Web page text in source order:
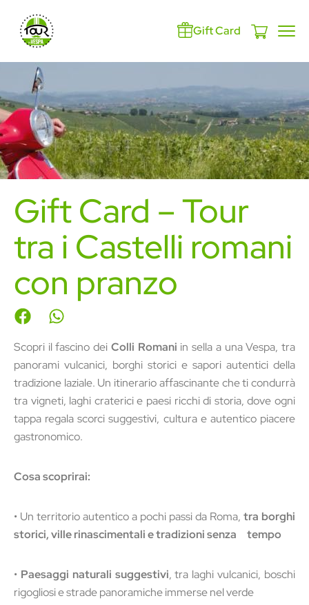
Gift Card
Gift Card – Tour
tra i Castelli romani
con pranzo
Scopri il fascino dei Colli Romani in sella a una Vespa, tra
panorami vulcanici, borghi storici e sapori autentici della
tradizione laziale. Un itinerario affascinante che ti condurrà
tra vigneti, laghi craterici e paesi ricchi di storia, dove ogni
tappa regala scorci suggestivi, cultura e autentico piacere
gastronomico.
Cosa scoprirai:
• Un territorio autentico a pochi passi da Roma, tra borghi
storici, ville rinascimentali e tradizioni senza tempo
• Paesaggi naturali suggestivi, tra laghi vulcanici, boschi
rigogliosi e strade panoramiche immerse nel verde